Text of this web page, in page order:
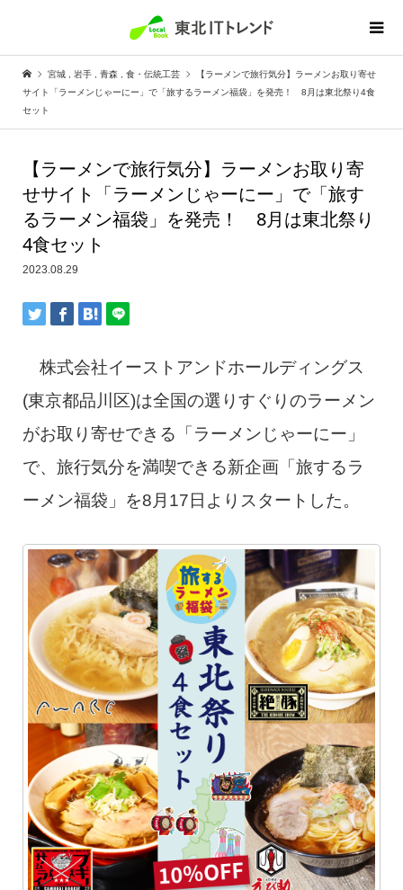
宮城 岩手 青森 食・伝統工芸
【ラーメンで旅行気分】ラーメンお取り寄せ
サイト「ラーメンじゃーにー」で「旅するラーメン福袋」を発売！ 8月は東北祭り4食
セット
【ラーメンで旅行気分】ラーメンお取り寄
せサイト「ラーメンじゃーにー」で「旅す
るラーメン福袋」を発売！ 8月は東北祭り
4食セット
2023.08.29
株式会社イーストアンドホールディングス
(東京都品川区)は全国の選りすぐりのラーメン
がお取り寄せできる「ラーメンじゃーにー」
で、旅行気分を満喫できる新企画「旅するラ
ーメン福袋」を8月17日よりスタートした。